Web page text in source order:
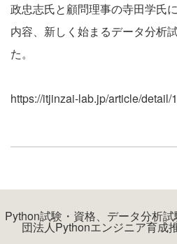
政忠志氏と顧問理事の寺田学氏
内容、新しく始まるデータ分析
た。
https://itjinzai-lab.jp/article/detail/
Python試験・資格、データ分析
団法人Pythonエンジニア育成